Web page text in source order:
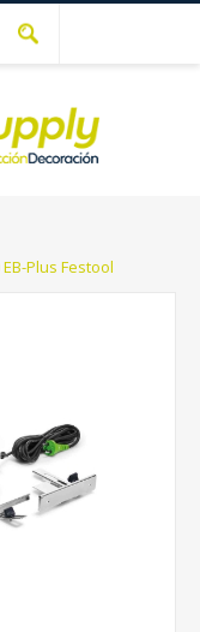
Plus Festool